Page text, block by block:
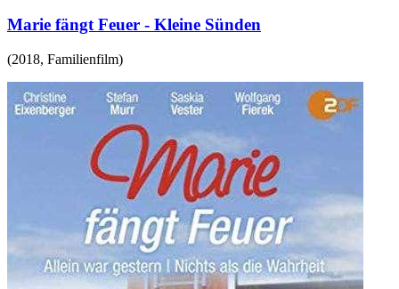
Marie fängt Feuer - Kleine Sünden
(2018, Familienfilm)